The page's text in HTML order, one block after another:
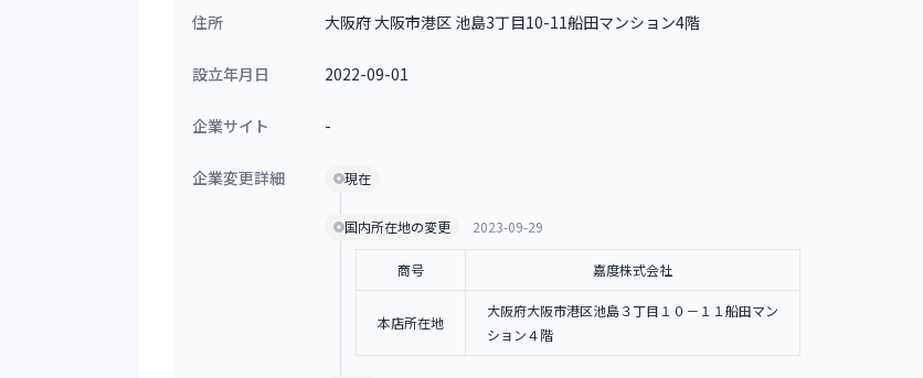
住所 大阪府 大阪市港区 池島3丁目10-11船田マンション4階
設立年月日 2022-09-01
企業サイト -
企業変更詳細 現在
国内所在地の変更 2023-09-29
商号 嘉度株式会社
本店所在地
大阪府大阪市港区池島３丁目１０－１１船田マン
ション４階